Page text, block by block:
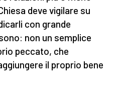
deve vigilare su
con grande
non un semplice
peccato, che
il proprio bene